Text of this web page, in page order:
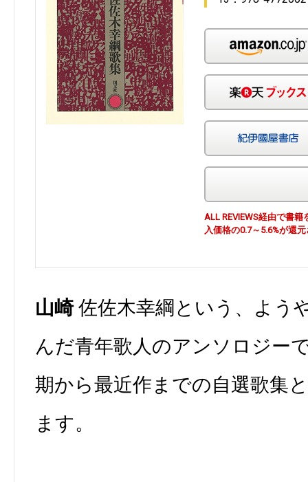
ALL REVIEWS経由で書
入価格の0.7～5.6%が還
山崎佐佐木幸綱という、よう
んだ青年歌人のアンソロジー
期から最近作までの自選歌集
ます。